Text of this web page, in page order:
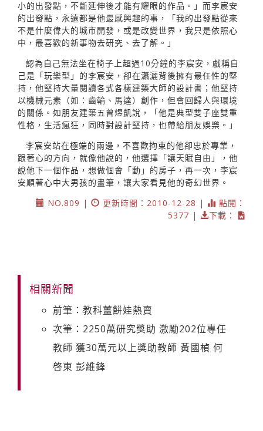
小的出發點，不斷延伸後才能有耀眼的作品。」而李宸安
的出發點，永遠都是他最感興趣的事，「我的出發點從來
不是什麼偉大的城市開發，或是改變世界，我只是依照心
中，最喜歡的新事物去研究、去了解。」
認為自己無法坐在椅子上超過10分鐘的李宸安，戲稱自
己是「玩樂型」的李宸安，卻在瀟灑背後擁有最任性的堅
持，他堅持大量閱讀各式各樣建築大師的設計書；他堅持
以機械元素（如：齒輪、馬達）創作，但會回歸人與環境
的關係。如朋友建築五曾煜凱說，「他是典型雙子座雙重
性格，生活瘋狂，同時對設計堅持，也帶給朋友娛樂。」
李宸安站在極端的兩邊，不喜歡拘束的他卻忠於專業，
跟著心的方向，就像他說的，他選擇「讓天賦自由」，他
說他下一個作品，想做個會「動」的房子，再一次，李宸
安順著心中大男孩的畫筆，讓大家看見他的奇幻世界。
NO.809 |
更新時間：2010-12-28 |
點閱：
5377 |
下載：
相關新聞
前筆：教科薑餅娃熱賣
次筆：2250萬研究獎助 激勵202位專任
教師 獲30萬元以上獎助教師 黃國楨 何
啓東 彭維鋒